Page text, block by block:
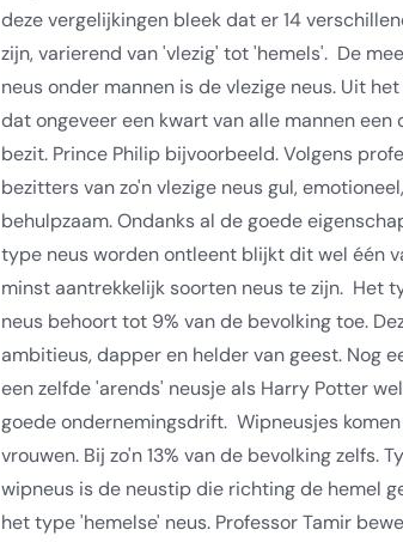
deze vergelijkingen bleek dat er 14
zijn, varierend van 'vlezig' tot 'hemels'. De
neus onder mannen is de vlezige neus. Uit
dat ongeveer een kwart van alle mannen een
bezit. Prince Philip bijvoorbeeld. Volgens
bezitters van zo'n vlezige neus gul,
behulpzaam. Ondanks al degoede
type neus worden ontleent blijkt dit wel één
minst aantrekkelijk soorten neus te zijn. Het
neus behoort tot 9% van de bevolking toe.
ambitieus, dapper en helder van geest. Nog
een zelfde 'arends' neusje als Harry Potter
goede ondernemingsdrift. Wipneusjes
vrouwen. Bij zo'n 13% van de bevolking zelfs.
wipneus is de neustip die richting de hemel
het type 'hemelse' neus. Professor Tamir